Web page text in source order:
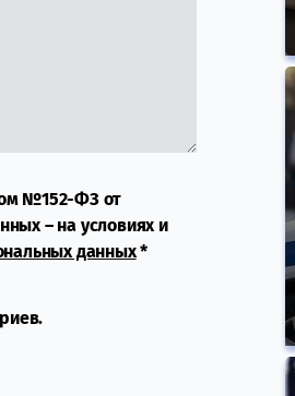
№152-ФЗ от
– на условиях и
данных*